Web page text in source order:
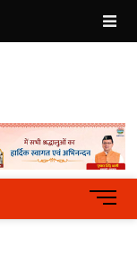
Hindi
News
PortalM
e